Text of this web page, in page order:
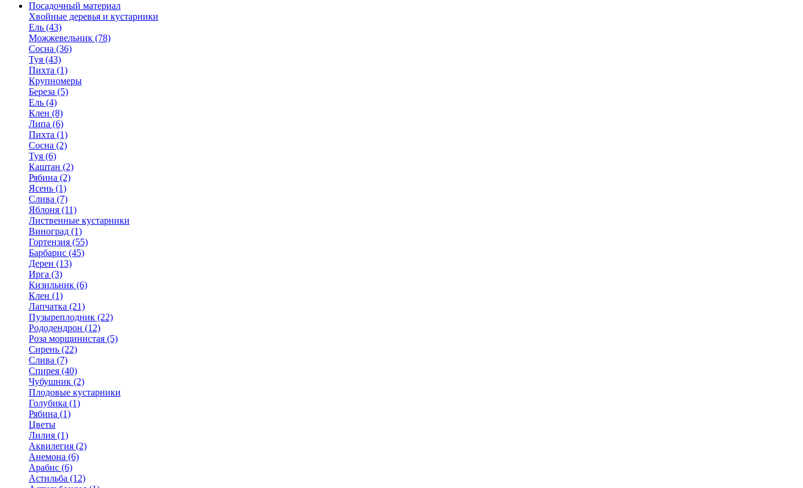
Посадочный материал
Хвойные деревья и кустарники
Ель (43)
Можжевельник (78)
Сосна (36)
Туя (43)
Пихта (1)
Крупномеры
Береза (5)
Ель (4)
Клен (8)
Липа (6)
Пихта (1)
Сосна (2)
Туя (6)
Каштан (2)
Рябина (2)
Ясень (1)
Слива (7)
Яблоня (11)
Лиственные кустарники
Виноград (1)
Гортензия (55)
Барбарис (45)
Дерен (13)
Ирга (3)
Кизильник (6)
Клен (1)
Лапчатка (21)
Пузыреплодник (22)
Рододендрон (12)
Роза морщинистая (5)
Сирень (22)
Слива (7)
Спирея (40)
Чубушник (2)
Плодовые кустарники
Голубика (1)
Рябина (1)
Цветы
Лилия (1)
Аквилегия (2)
Анемона (6)
Арабис (6)
Астильба (12)